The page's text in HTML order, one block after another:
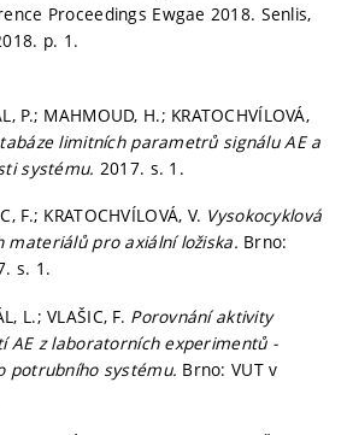
Proceedings Ewgae 2018. Senlis,
p. 1.
P.; MAHMOUD, H.; KRATOCHVÍLOVÁ,
limitních parametrů signálu AE a
systému. 2017. s. 1.
F.; KRATOCHVÍLOVÁ, V. Vysokocyklová
materiálů pro axiální ložiska. Brno:
s. 1.
L.; VLAŠIC, F. Porovnání aktivity
AE z laboratorních experimentů -
potrubního systému. Brno: VUT v